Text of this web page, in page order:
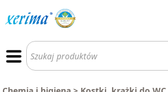
Wyszukiwarka
produktów